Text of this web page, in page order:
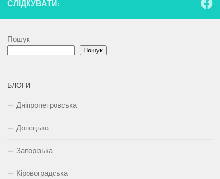
СЛІДКУВАТИ:
Пошук
Пошук
БЛОГИ
Дніпропетровська
Донецька
Запорізька
Кіровоградська